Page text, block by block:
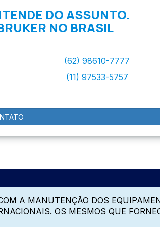
DO ASSUNTO.
NO BRASIL
(62) 98610-7777
(11) 97533-5757
A MANUTENÇÃO DOS
OS MESMOS QUE